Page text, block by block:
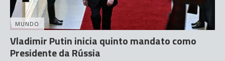
MUNDO
Vladimir Putin inicia quinto mandato como
Presidente da Rússia